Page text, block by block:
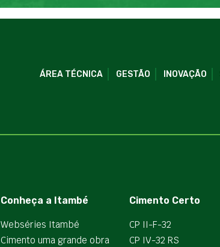
ÁREA TÉCNICA GESTÃO INOVAÇÃO
Conheça a Itambé
Webséries Itambé
Cimento uma grande obra
Cimento Certo
CP II-F-32
CP IV-32 RS